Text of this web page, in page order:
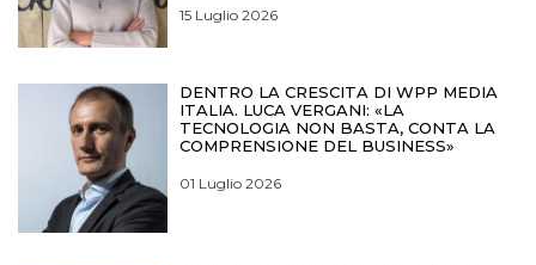
15 Luglio 2026
DENTRO LA CRESCITA DI WPP MEDIA
ITALIA. LUCA VERGANI: «LA
TECNOLOGIA NON BASTA, CONTA LA
COMPRENSIONE DEL BUSINESS»
01 Luglio 2026